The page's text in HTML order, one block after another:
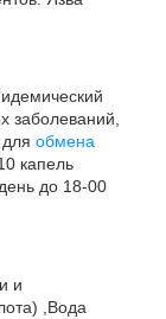
заболеваний,
обмена
капель
до 18-00
и
,Вода